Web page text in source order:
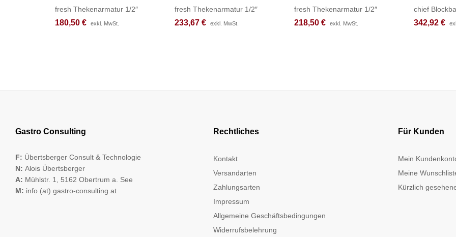
fresh Thekenarmatur 1/2″
180,50 € exkl. MwSt.
180,50 € exkl. MwSt.
fresh Thekenarmatur 1/2″
233,67 € exkl. MwSt.
233,67 € exkl. MwSt.
fresh Thekenarmatur 1/2″
218,50 € exkl. MwSt.
218,50 € exkl. MwSt.
chief
342,92 €
342,92 €
Gastro Consulting
F: Übertsberger Consult & Technologie
N: Alois Übertsberger
A: Mühlstr. 1, 5162 Obertrum a. See
M: info (at) gastro-consulting.at
Rechtliches
Kontakt
Versandarten
Zahlungsarten
Impressum
Allgemeine Geschäftsbedingungen
Widerrufsbelehrung
Für Kunden
Mein
Meine
Kürzlich